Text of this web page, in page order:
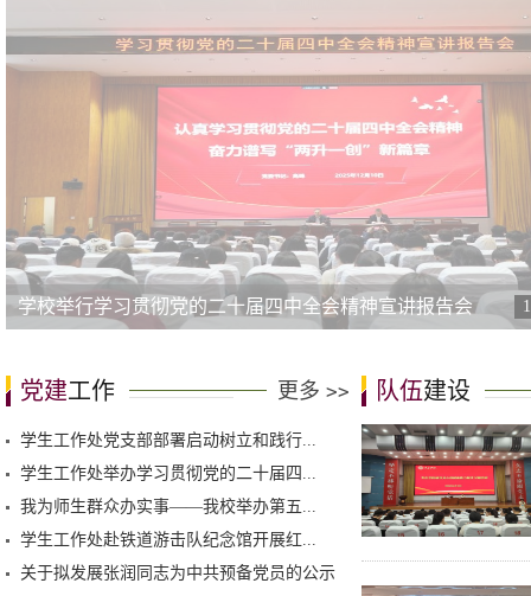
1
学校举行学习贯彻党的二十届四中全会精神宣讲报告会
党建工作 更多 >>
学生工作处党支部部署启动树立和践行...
学生工作处举办学习贯彻党的二十届四...
我为师生群众办实事——我校举办第五...
学生工作处赴铁道游击队纪念馆开展红...
关于拟发展张润同志为中共预备党员的公示
队伍建设